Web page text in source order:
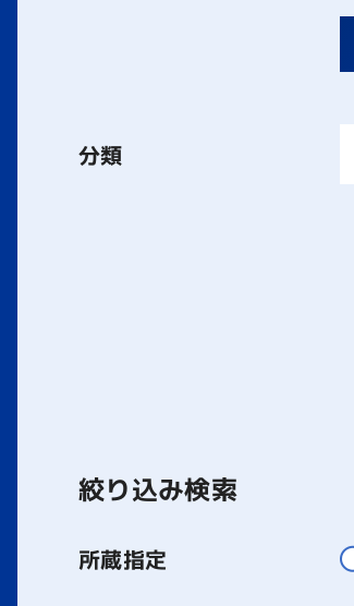
分類
絞り込み検索
所蔵指定